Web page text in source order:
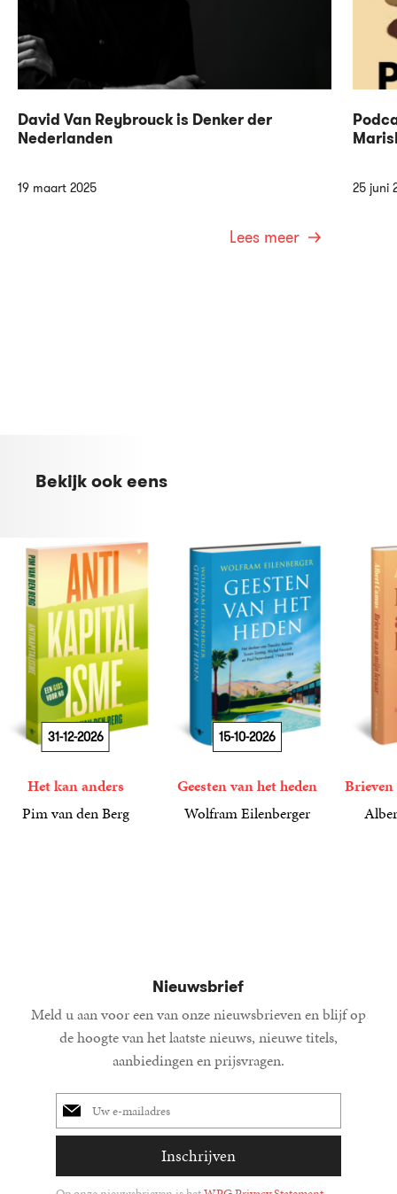
19 maart 2025
David Van Reybrouck is Denker der
Nederlanden
Lees meer
25 juni
Bekijk ook eens
31-12-2026
Het kan anders
Pim van den Berg
15-10-2026
Geesten van het heden
Wolfram Eilenberger
Nieuwsbrief
Meld u aan voor een van onze nieuwsbrieven en blijf op
de hoogte van het laatste nieuws, nieuwe titels,
aanbiedingen en prijsvragen.
E-
mailadres
Inschrijven